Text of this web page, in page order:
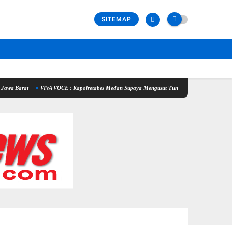
SITEMAP
VIVA VOCE : Kapolretabes Medan Supaya Mengusut Tuntas Penyebab Kematian Winda